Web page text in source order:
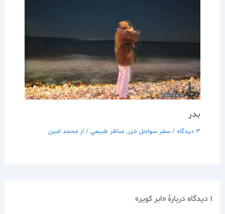
بدر
3 دیدگاه / سفر سواحل خزر, مناظر طبيعي/ از محمد امین
1 دیدگاه دربارهٔ «ابر كوير»